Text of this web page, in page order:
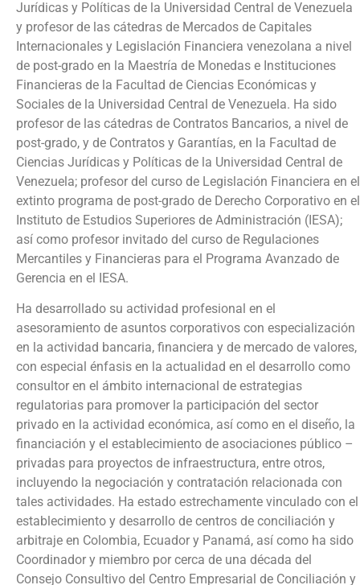
Jurídicas y Políticas de la Universidad Central de Venezuela
y profesor de las cátedras de Mercados de Capitales
Internacionales y Legislación Financiera venezolana a nivel
de post-grado en la Maestría de Monedas e Instituciones
Financieras de la Facultad de Ciencias Económicas y
Sociales de la Universidad Central de Venezuela. Ha sido
profesor de las cátedras de Contratos Bancarios, a nivel de
post-grado, y de Contratos y Garantías, en la Facultad de
Ciencias Jurídicas y Políticas de la Universidad Central de
Venezuela; profesor del curso de Legislación Financiera en el
extinto programa de post-grado de Derecho Corporativo en el
Instituto de Estudios Superiores de Administración (IESA);
así como profesor invitado del curso de Regulaciones
Mercantiles y Financieras para el Programa Avanzado de
Gerencia en el IESA.
Ha desarrollado su actividad profesional en el
asesoramiento de asuntos corporativos con especialización
en la actividad bancaria, financiera y de mercado de valores,
con especial énfasis en la actualidad en el desarrollo como
consultor en el ámbito internacional de estrategias
regulatorias para promover la participación del sector
privado en la actividad económica, así como en el diseño, la
financiación y el establecimiento de asociaciones público –
privadas para proyectos de infraestructura, entre otros,
incluyendo la negociación y contratación relacionada con
tales actividades. Ha estado estrechamente vinculado con el
establecimiento y desarrollo de centros de conciliación y
arbitraje en Colombia, Ecuador y Panamá, así como ha sido
Coordinador y miembro por cerca de una década del
Consejo Consultivo del Centro Empresarial de Conciliación y